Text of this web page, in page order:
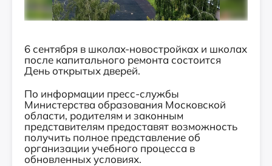
6 сентября в школах-новостройках и школах
после капитального ремонта состоится
День открытых дверей.
По информации пресс-службы
Министерства образования Московской
области, родителям и законным
представителям предоставят возможность
получить полное представление об
организации учебного процесса в
обновленных условиях.